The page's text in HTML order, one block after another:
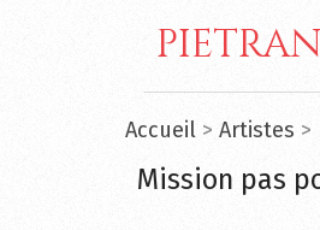
Accueil > Artistes >
Mission pas